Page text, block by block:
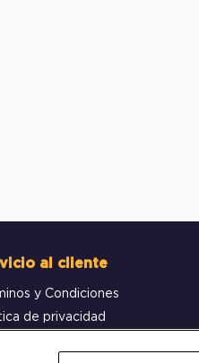
al cliente
y Condiciones
de privacidad